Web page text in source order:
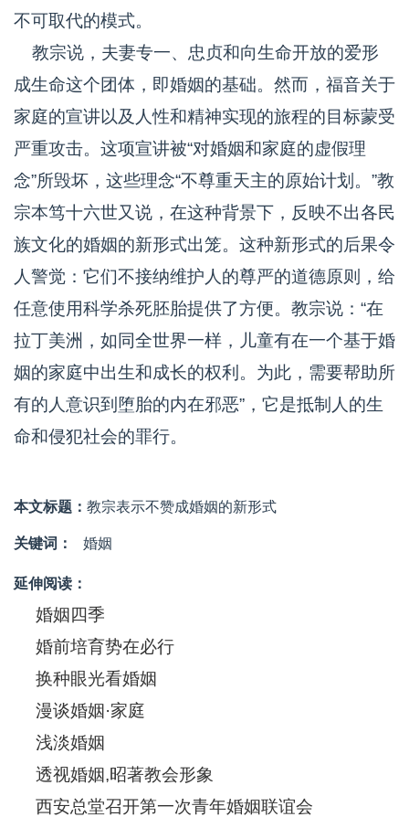
不可取代的模式。
教宗说，夫妻专一、忠贞和向生命开放的爱形
成生命这个团体，即婚姻的基础。然而，福音关于
家庭的宣讲以及人性和精神实现的旅程的目标蒙受
严重攻击。这项宣讲被“对婚姻和家庭的虚假理
念”所毁坏，这些理念“不尊重天主的原始计划。”教
宗本笃十六世又说，在这种背景下，反映不出各民
族文化的婚姻的新形式出笼。这种新形式的后果令
人警觉：它们不接纳维护人的尊严的道德原则，给
任意使用科学杀死胚胎提供了方便。教宗说：“在
拉丁美洲，如同全世界一样，儿童有在一个基于婚
姻的家庭中出生和成长的权利。为此，需要帮助所
有的人意识到堕胎的内在邪恶”，它是抵制人的生
命和侵犯社会的罪行。
本文标题： 教宗表示不赞成婚姻的新形式
关键词： 婚姻
延伸阅读：
婚姻四季
婚前培育势在必行
换种眼光看婚姻
漫谈婚姻·家庭
浅淡婚姻
透视婚姻,昭著教会形象
西安总堂召开第一次青年婚姻联谊会